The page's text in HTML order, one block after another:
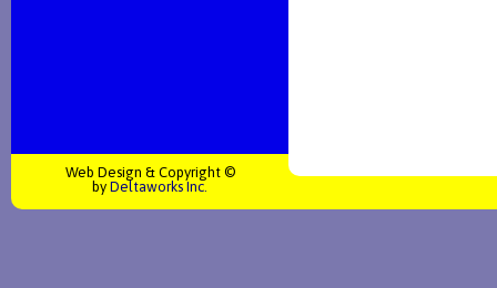
Web Design & Copyright ©
by Deltaworks Inc.